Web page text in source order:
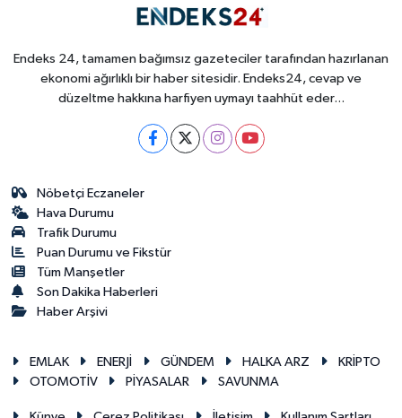
Endeks 24, tamamen bağımsız gazeteciler tarafından hazırlanan
ekonomi ağırlıklı bir haber sitesidir. Endeks24, cevap ve
düzeltme hakkına harfiyen uymayı taahhüt eder...
Nöbetçi Eczaneler
Hava Durumu
Trafik Durumu
Puan Durumu ve Fikstür
Tüm Manşetler
Son Dakika Haberleri
Haber Arşivi
EMLAK ENERJİ GÜNDEM HALKA ARZ
KRİPTO
OTOMOTİV
PİYASALAR SAVUNMA